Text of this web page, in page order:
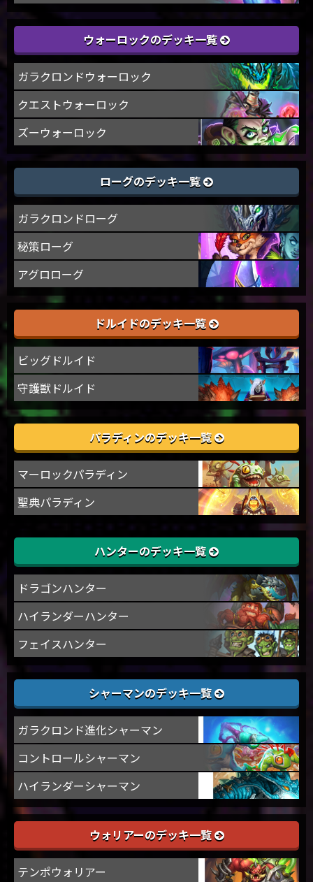
ウォーロックのデッキ一覧
ガラクロンドウォーロック
クエストウォーロック
ズーウォーロック
ローグのデッキ一覧
ガラクロンドローグ
秘策ローグ
アグロローグ
ドルイドのデッキ一覧
ビッグドルイド
守護獣ドルイド
パラディンのデッキ一覧
マーロックパラディン
聖典パラディン
ハンターのデッキ一覧
ドラゴンハンター
ハイランダーハンター
フェイスハンター
シャーマンのデッキ一覧
ガラクロンド進化シャーマン
コントロールシャーマン
ハイランダーシャーマン
ウォリアーのデッキ一覧
テンポウォリアー